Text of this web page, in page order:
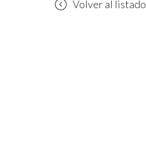
Volver al listado